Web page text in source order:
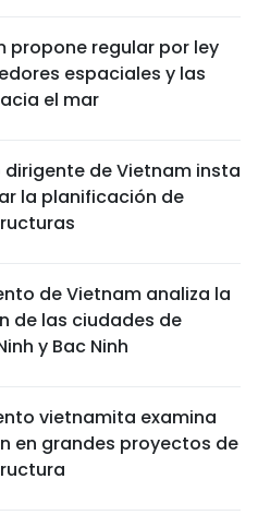
propone regular por ley
espaciales y las
el mar
dirigente de Vietnam insta
la planificación de
de Vietnam analiza la
de las ciudades de
y Bac Ninh
vietnamita examina
en grandes proyectos de